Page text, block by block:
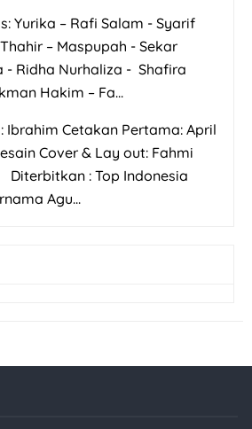
Yurika – Rafi Salam - Syarif
– Maspupah - Sekar
- Ridha Nurhaliza - Shafira
Hakim – Fa...
Ibrahim Cetakan Pertama: April
Cover & Lay out: Fahmi
Diterbitkan : Top Indonesia
Agu...